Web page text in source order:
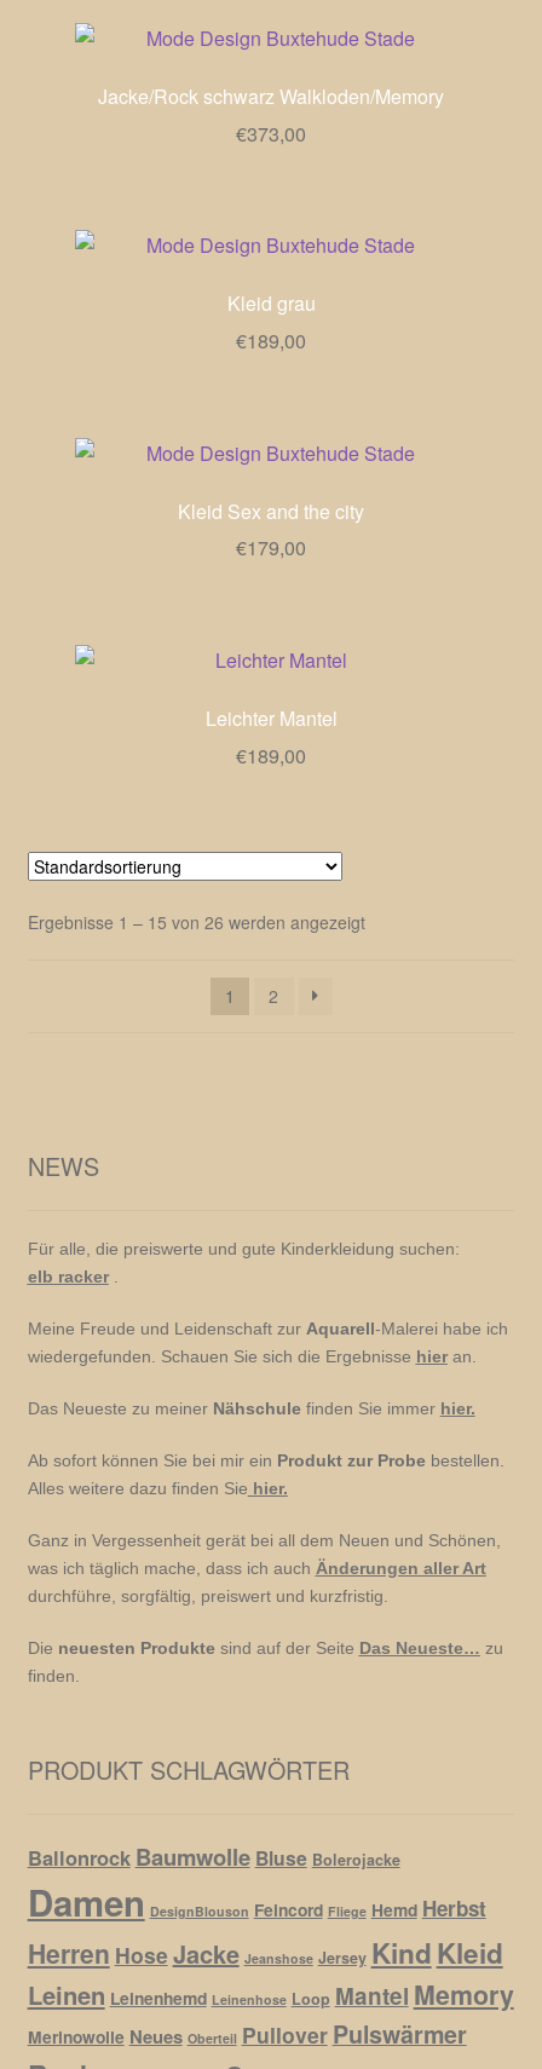
Jacke/Rock schwarz Walkloden/Memory
€373,00
Kleid grau
€189,00
Kleid Sex and the city
€179,00
Leichter Mantel
€189,00
Ergebnisse 1 – 15 von 26 werden angezeigt
1 2
NEWS
Für alle, die preiswerte und gute Kinderkleidung suchen:
elb racker.
Meine Freude und Leidenschaft zur Aquarell-Malerei habe ich
wiedergefunden. Schauen Sie sich die Ergebnisse hieran.
Das Neueste zu meiner Nähschulefinden Sie immer hier.
Ab sofort können Sie bei mir ein Produkt zur Probebestellen.
Alles weitere dazu finden Sie hier.
Ganz in Vergessenheit gerät bei all dem Neuen und Schönen,
was ich täglich mache, dass ich auch Änderungen aller Art
durchführe, sorgfältig, preiswert und kurzfristig.
Die neuesten Produktesind auf der Seite Das Neueste… zu
finden.
PRODUKT SCHLAGWÖRTER
Ballonrock Baumwolle Bluse Bolerojacke
Damen DesignBlouson Feincord Fliege Hemd Herbst
Herren Hose Jacke Jeanshose Jersey KindKleid
Leinen Leinenhemd Leinenhose Loop Mantel Memory
Merinowolle Neues Oberteil Pullover Pulswärmer